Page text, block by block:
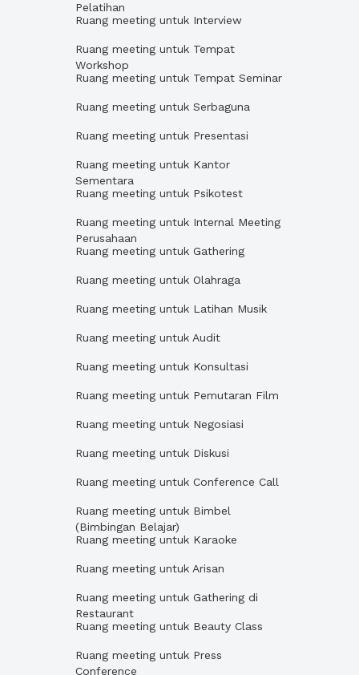
Pelatihan
Ruang meeting untuk Interview
Ruang meeting untuk Tempat
Workshop
Ruang meeting untuk Tempat Seminar
Ruang meeting untuk Serbaguna
Ruang meeting untuk Presentasi
Ruang meeting untuk Kantor
Sementara
Ruang meeting untuk Psikotest
Ruang meeting untuk Internal Meeting
Perusahaan
Ruang meeting untuk Gathering
Ruang meeting untuk Olahraga
Ruang meeting untuk Latihan Musik
Ruang meeting untuk Audit
Ruang meeting untuk Konsultasi
Ruang meeting untuk Pemutaran Film
Ruang meeting untuk Negosiasi
Ruang meeting untuk Diskusi
Ruang meeting untuk Conference Call
Ruang meeting untuk Bimbel
(Bimbingan Belajar)
Ruang meeting untuk Karaoke
Ruang meeting untuk Arisan
Ruang meeting untuk Gathering di
Restaurant
Ruang meeting untuk Beauty Class
Ruang meeting untuk Press
Conference